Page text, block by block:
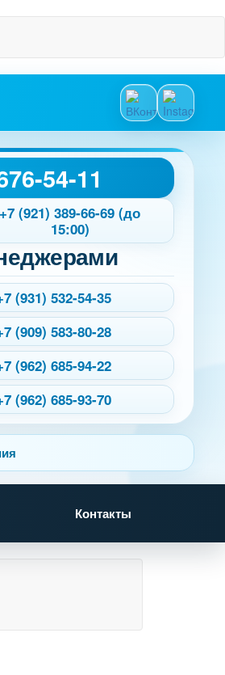
54-11
+7 (921) 389-66-69 (до
15:00)
(931) 532-54-35
(909) 583-80-28
(962) 685-94-22
(962) 685-93-70
Контакты